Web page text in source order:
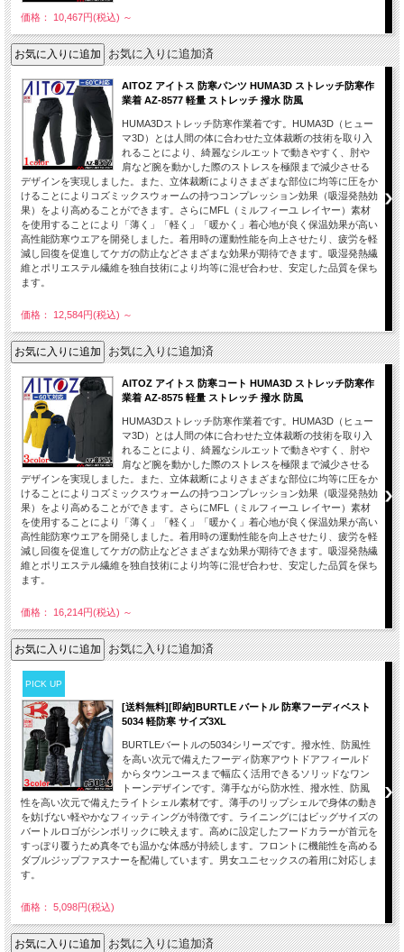
価格： 10,467円(税込) ～
お気に入りに追加済
AITOZ アイトス 防寒パンツ HUMA3D ストレッチ防寒作
業着 AZ-8577 軽量 ストレッチ 撥水 防風
HUMA3Dストレッチ防寒作業着です。HUMA3D（ヒュー
マ3D）とは人間の体に合わせた立体裁断の技術を取り入
れることにより、綺麗なシルエットで動きやすく、肘や
肩など腕を動かした際のストレスを極限まで減少させる
デザインを実現しました。また、立体裁断によりさまざまな部位に均等に圧をか
けることによりコズミックスウォームの持つコンプレッション効果（吸湿発熱効
果）をより高めることができます。さらにMFL（ミルフィーユ レイヤー）素材
を使用することにより「薄く」「軽く」「暖かく」着心地が良く保温効果が高い
高性能防寒ウエアを開発しました。着用時の運動性能を向上させたり、疲労を軽
減し回復を促進してケガの防止などさまざまな効果が期待できます。吸湿発熱繊
維とポリエステル繊維を独自技術により均等に混ぜ合わせ、安定した品質を保ち
ます。
価格： 12,584円(税込) ～
お気に入りに追加済
AITOZ アイトス 防寒コート HUMA3D ストレッチ防寒作
業着 AZ-8575 軽量 ストレッチ 撥水 防風
HUMA3Dストレッチ防寒作業着です。HUMA3D（ヒュー
マ3D）とは人間の体に合わせた立体裁断の技術を取り入
れることにより、綺麗なシルエットで動きやすく、肘や
肩など腕を動かした際のストレスを極限まで減少させる
デザインを実現しました。また、立体裁断によりさまざまな部位に均等に圧をか
けることによりコズミックスウォームの持つコンプレッション効果（吸湿発熱効
果）をより高めることができます。さらにMFL（ミルフィーユ レイヤー）素材
を使用することにより「薄く」「軽く」「暖かく」着心地が良く保温効果が高い
高性能防寒ウエアを開発しました。着用時の運動性能を向上させたり、疲労を軽
減し回復を促進してケガの防止などさまざまな効果が期待できます。吸湿発熱繊
維とポリエステル繊維を独自技術により均等に混ぜ合わせ、安定した品質を保ち
ます。
価格： 16,214円(税込) ～
お気に入りに追加済
PICK UP
[送料無料][即納]BURTLE バートル 防寒フーディベスト
5034 軽防寒 サイズ3XL
BURTLEバートルの5034シリーズです。撥水性、防風性
を高い次元で備えたフーディ防寒アウトドアフィールド
からタウンユースまで幅広く活用できるソリッドなワン
トーンデザインです。薄手ながら防水性、撥水性、防風
性を高い次元で備えたライトシェル素材です。薄手のリップシェルで身体の動き
を妨げない軽やかなフィッティングが特徴です。ライニングにはビッグサイズの
バートルロゴがシンボリックに映えます。高めに設定したフードカラーが首元を
すっぽり覆うため真冬でも温かな体感が持続します。フロントに機能性を高める
ダブルジップファスナーを配備しています。男女ユニセックスの着用に対応しま
す。
価格： 5,098円(税込)
お気に入りに追加済